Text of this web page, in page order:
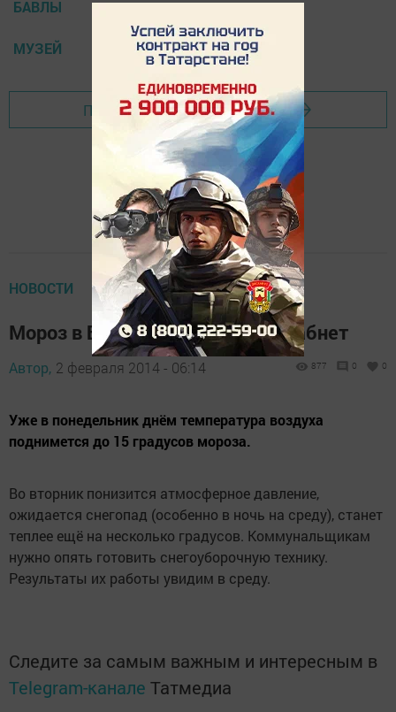
БАВЛЫ
МУЗЕЙ
Перейти на страницу новости
НОВОСТИ
Мороз в Бавлах наконец-то ослабнет
Автор, 2 февраля 2014 - 06:14 877 0 0
Уже в понедельник днём температура воздуха
поднимется до 15 градусов мороза.
Во вторник понизится атмосферное давление,
ожидается снегопад (особенно в ночь на среду), станет
теплее ещё на несколько градусов. Коммунальщикам
нужно опять готовить снегоуборочную технику.
Результаты их работы увидим в среду.
Следите за самым важным и интересным в
Telegram-канале Татмедиа